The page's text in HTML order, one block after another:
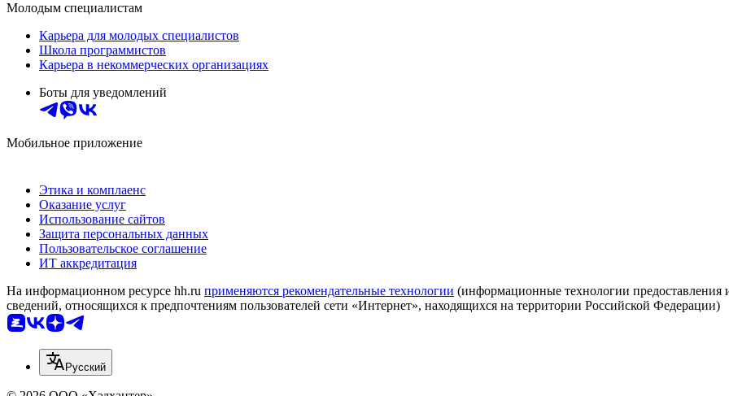
Молодым специалистам
Карьера для молодых специалистов
Школа программистов
Карьера в некоммерческих организациях
Боты для уведомлений
Мобильное приложение
Этика и комплаенс
Оказание услуг
Использование сайтов
Защита персональных данных
Пользовательское соглашение
ИТ аккредитация
На информационном ресурсе hh.ru применяются рекомендательные технологии (информационные технологии предоставления
сведений, относящихся к предпочтениям пользователей сети «Интернет», находящихся на территории Российской Федерации)
Русский